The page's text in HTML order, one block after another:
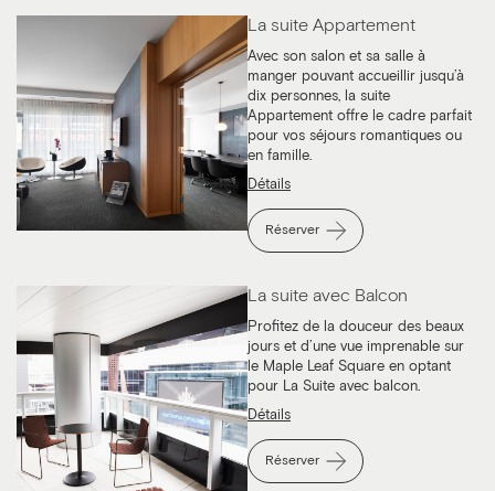
La suite Appartement
Avec son salon et sa salle à
manger pouvant accueillir jusqu’à
dix personnes, la suite
Appartement offre le cadre parfait
pour vos séjours romantiques ou
en famille.
Détails
Réserver
La suite avec Balcon
Profitez de la douceur des beaux
jours et d’une vue imprenable sur
le Maple Leaf Square en optant
pour La Suite avec balcon.
Détails
Réserver